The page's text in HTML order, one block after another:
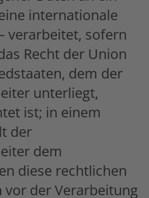
internationale
verarbeitet, sofern
Recht der Union
dem der
unterliegt,
ist; in einem
der
dem
diese rechtlichen
der Verarbeitung